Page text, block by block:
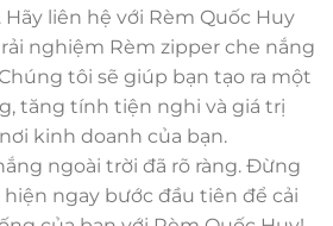
liên hệ với Rèm Quốc Huy
nghiệm Rèm zipper che nắng
tôi sẽ giúp bạn tạo ra một
tăng tính tiện nghi và giá trị
kinh doanh của bạn.
ngoài trời đã rõ ràng. Đừng
ngay bước đầu tiên để cải